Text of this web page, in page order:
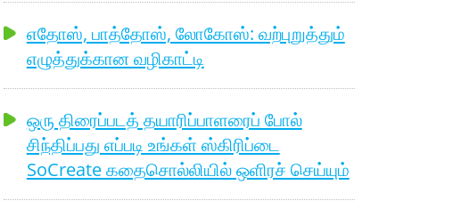
எதோஸ், பாத்தோஸ், லோகோஸ்: வற்புறுத்தும்
எழுத்துக்கான வழிகாட்டி
ஒரு திரைப்படத் தயாரிப்பாளரைப் போல்
சிந்திப்பது எப்படி உங்கள் ஸ்கிரிப்டை
SoCreate கதைசொல்லியில் ஒளிரச் செய்யும்